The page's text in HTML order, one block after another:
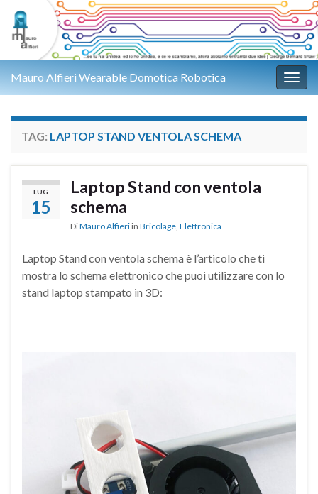
Mauro Alfieri Wearable Domotica Robotica
TAG: LAPTOP STAND VENTOLA SCHEMA
LUG
15
Laptop Stand con ventola
schema
DiMauro Alfieri in Bricolage, Elettronica
Laptop Stand con ventola schema è l’articolo che ti
mostra lo schema elettronico che puoi utilizzare con lo
stand laptop stampato in 3D: